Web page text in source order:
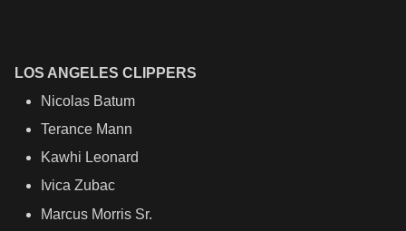
LOS ANGELES CLIPPERS
Nicolas Batum
Terance Mann
Kawhi Leonard
Ivica Zubac
Marcus Morris Sr.